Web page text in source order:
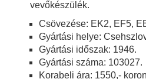
vevőkészülék.
Csövezése: EK2, EF5,
Gyártási helye:
Gyártási időszak: 1946.
Gyártási száma: 103027.
Korabeli ára: 1550,-